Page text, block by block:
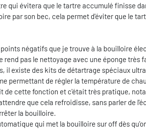
qui évitera que le tartre accumulé finisse
par son bec, cela permet d'éviter que le
négatifs que je trouve à la bouilloire
rend pas le nettoyage avec une éponge très
il existe des kits de détartrage spéciaux
permettant de régler la température de
de cette fonction et c'était très pratique,
que cela refroidisse, sans parler de
la bouilloire.
qui met la bouilloire sur off dès